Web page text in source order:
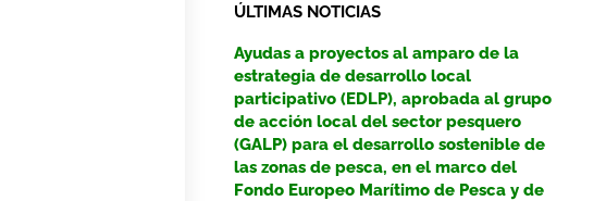
ÚLTIMAS NOTICIAS
Ayudas a proyectos al amparo de la
estrategia de desarrollo local
participativo (EDLP), aprobada al grupo
de acción local del sector pesquero
(GALP) para el desarrollo sostenible de
las zonas de pesca, en el marco del
Fondo Europeo Marítimo de Pesca y de